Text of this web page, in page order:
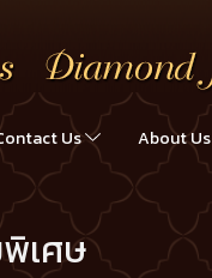
Us About Us
เศษ